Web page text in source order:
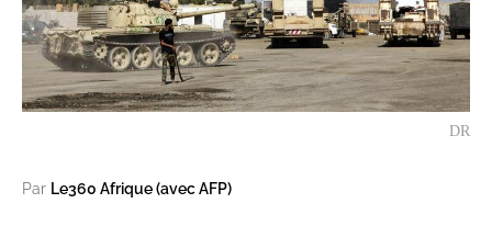
DR
Par Le360 Afrique (avec AFP)